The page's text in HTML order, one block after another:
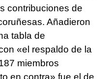
contribuciones de
Añadieron
tabla de
«el respaldo de la
miembros
en contra» fue el de